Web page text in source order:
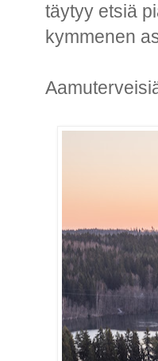
täytyy etsiä
kymmenen